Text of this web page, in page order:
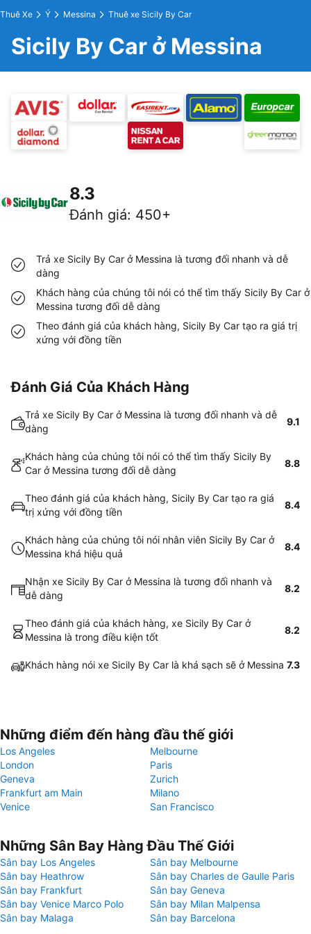
Thuê Xe Ý Messina Thuê xe Sicily By Car
Sicily By Car ở Messina
8.3
Đánh giá: 450+
Trả xe Sicily By Car ở Messina là tương đối nhanh và dễ
dàng
Khách hàng của chúng tôi nói có thể tìm thấy Sicily By Car ở
Messina tương đối dễ dàng
Theo đánh giá của khách hàng, Sicily By Car tạo ra giá trị
xứng với đồng tiền
Đánh Giá Của Khách Hàng
Trả xe Sicily By Car ở Messina là tương đối nhanh và dễ
dàng
9.1
Khách hàng của chúng tôi nói có thể tìm thấy Sicily By
Car ở Messina tương đối dễ dàng
8.8
Theo đánh giá của khách hàng, Sicily By Car tạo ra giá
trị xứng với đồng tiền
8.4
Khách hàng của chúng tôi nói nhân viên Sicily By Car ở
Messina khá hiệu quả
8.4
Nhận xe Sicily By Car ở Messina là tương đối nhanh và
dễ dàng
8.2
Theo đánh giá của khách hàng, xe Sicily By Car ở
Messina là trong điều kiện tốt
8.2
Khách hàng nói xe Sicily By Car là khá sạch sẽ ở Messina 7.3
Những điểm đến hàng đầu thế giới
Los Angeles
Melbourne
London
Paris
Geneva
Zurich
Frankfurt am Main
Milano
Venice
San Francisco
Những Sân Bay Hàng Đầu Thế Giới
Sân bay Los Angeles
Sân bay Melbourne
Sân bay Heathrow
Sân bay Charles de Gaulle Paris
Sân bay Frankfurt
Sân bay Geneva
Sân bay Venice Marco Polo
Sân bay Milan Malpensa
Sân bay Malaga
Sân bay Barcelona